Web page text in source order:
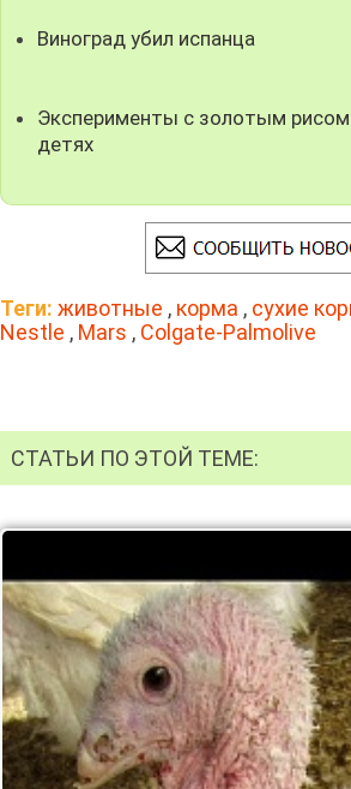
Виноград убил испанца
Эксперименты с золотым рисом
детях
Теги: животные , корма , сухие
Nestle , Mars , Colgate-Palmolive
СТАТЬИ ПО ЭТОЙ ТЕМЕ: